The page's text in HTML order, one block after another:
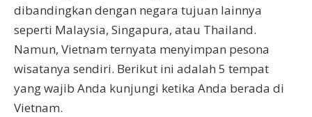
dibandingkan dengan negara tujuan lainnya
seperti Malaysia, Singapura, atau Thailand.
Namun, Vietnam ternyata menyimpan pesona
wisatanya sendiri. Berikut ini adalah 5 tempat
yang wajib Anda kunjungi ketika Anda berada di
Vietnam.